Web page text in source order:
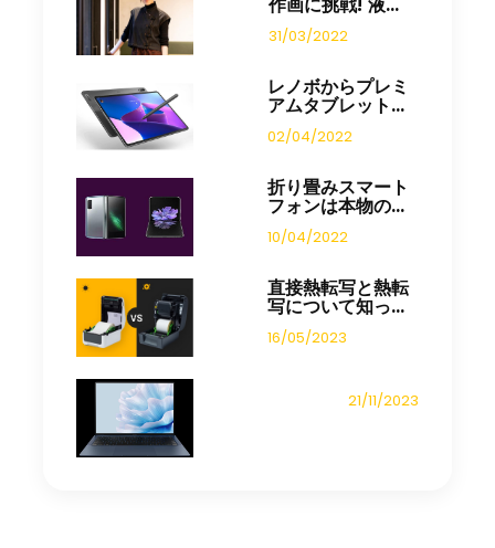
作画に挑戦! 液...
31/03/2022
レノボからプレミ
アムタブレット...
02/04/2022
折り畳みスマート
フォンは本物の...
10/04/2022
直接熱転写と熱転
写について知っ...
16/05/2023
21/11/2023